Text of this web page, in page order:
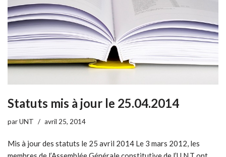
Statuts mis à jour le 25.04.2014
parUNT avril 25, 2014
Mis à jour des statuts le 25 avril 2014 Le 3 mars 2012, les